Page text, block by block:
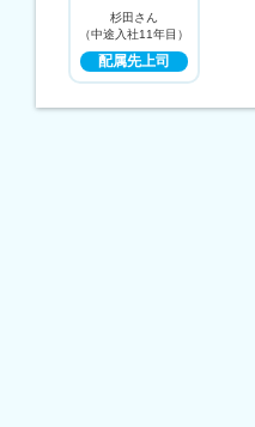
杉田さん
（中途入社11年目）
配属先上司